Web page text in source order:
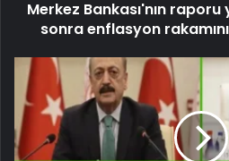
Merkez Bankası'nın raporu
sonra enflasyon